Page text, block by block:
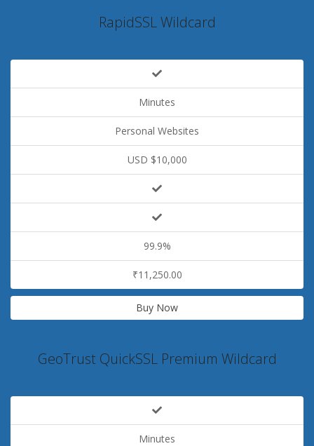
RapidSSL Wildcard
Minutes
Personal Websites
USD $10,000
99.9%
₹11,250.00
Buy Now
GeoTrust QuickSSL Premium Wildcard
Minutes